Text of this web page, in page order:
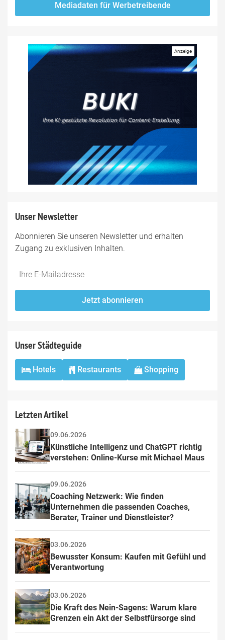
Mediadaten für Werbetreibende
Unser Newsletter
Abonnieren Sie unseren Newsletter und erhalten
Zugang zu exklusiven Inhalten.
Do
*Ihre
Jetzt abonnieren
Unser Städteguide
Hotels Restaurants Shopping
Letzten Artikel
09.06.2026
Künstliche Intelligenz und ChatGPT richtig
verstehen: Online-Kurse mit Michael Maus
09.06.2026
Coaching Netzwerk: Wie finden
Unternehmen die passenden Coaches,
Berater, Trainer und Dienstleister?
03.06.2026
Bewusster Konsum: Kaufen mit Gefühl und
Verantwortung
03.06.2026
Die Kraft des Nein-Sagens: Warum klare
Grenzen ein Akt der Selbstfürsorge sind